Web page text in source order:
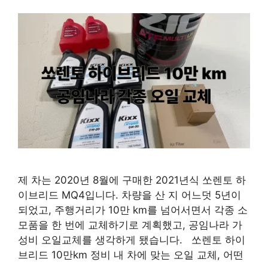
제 차는 2020년 8월에 구매한 2021년식 쏘렌토 하
이브리드 MQ4입니다. 차량을 산 지 어느덧 5년이
되었고, 주행거리가 10만 km를 넘어서면서 각종 소
모품을 한 번에 교체하기로 계획했고, 공임나라 가
성비 오일교체를 생각하게 됐습니다. 쏘렌토 하이
브리드 10만km 정비 내 차에 맞는 오일 교체, 어떤